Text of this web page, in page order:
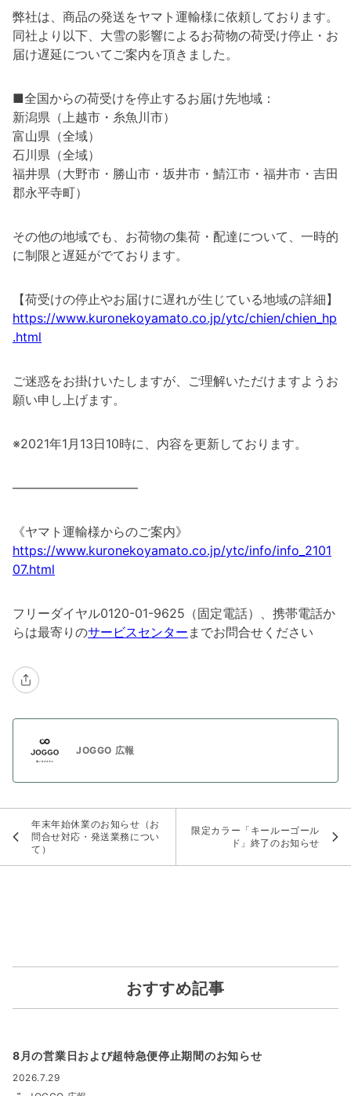
弊社は、商品の発送をヤマト運輸様に依頼しております。
同社より以下、大雪の影響によるお荷物の荷受け停止・お
届け遅延についてご案内を頂きました。
■全国からの荷受けを停止するお届け先地域：
新潟県（上越市・糸魚川市）
富山県（全域）
石川県（全域）
福井県（大野市・勝山市・坂井市・鯖江市・福井市・吉田
郡永平寺町）
その他の地域でも、お荷物の集荷・配達について、一時的
に制限と遅延がでております。
【荷受けの停止やお届けに遅れが生じている地域の詳細】
https://www.kuronekoyamato.co.jp/ytc/chien/chien_hp
.html
ご迷惑をお掛けいたしますが、ご理解いただけますようお
願い申し上げます。
※2021年1月13日10時に、内容を更新しております。
――――――――――
《ヤマト運輸様からのご案内》
https://www.kuronekoyamato.co.jp/ytc/info/info_2101
07.html
フリーダイヤル0120-01-9625（固定電話）、携帯電話か
らは最寄りのサービスセンター までお問合せください
JOGGO 広報
年末年始休業のお知らせ（お
問合せ対応・発送業務につい
て）
限定カラー「キールーゴール
ド」終了のお知らせ
おすすめ記事
8月の営業日および超特急便停止期間のお知らせ
2026.7.29